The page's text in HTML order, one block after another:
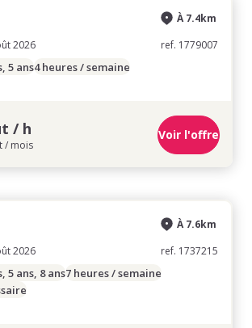
2026
À 7.4km
ref. 1779007
5 ans4 heures / semaine
/ h
/ mois
Voir l'offre
2026
À 7.6km
ref. 1737215
5 ans, 8 ans7 heures / semaine